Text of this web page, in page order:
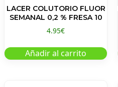
LACER COLUTORIO FLUOR
SEMANAL 0,2 % FRESA 10
4.95€
Añadir al carrito